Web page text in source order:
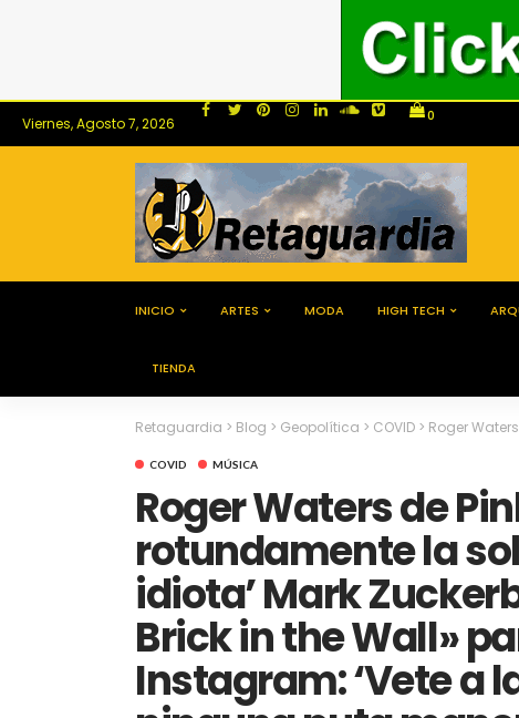
Viernes, Agosto 7, 2026 0
INICIO ARTES MODA HIGH TECH
TIENDA
Retaguardia > Blog > Geopolítica > COVID > Roger Waters de
COVID MÚSICA
Roger Waters de
rotundamente la
idiota’ Mark
Brick in the Wall»
Instagram: ‘Vete a